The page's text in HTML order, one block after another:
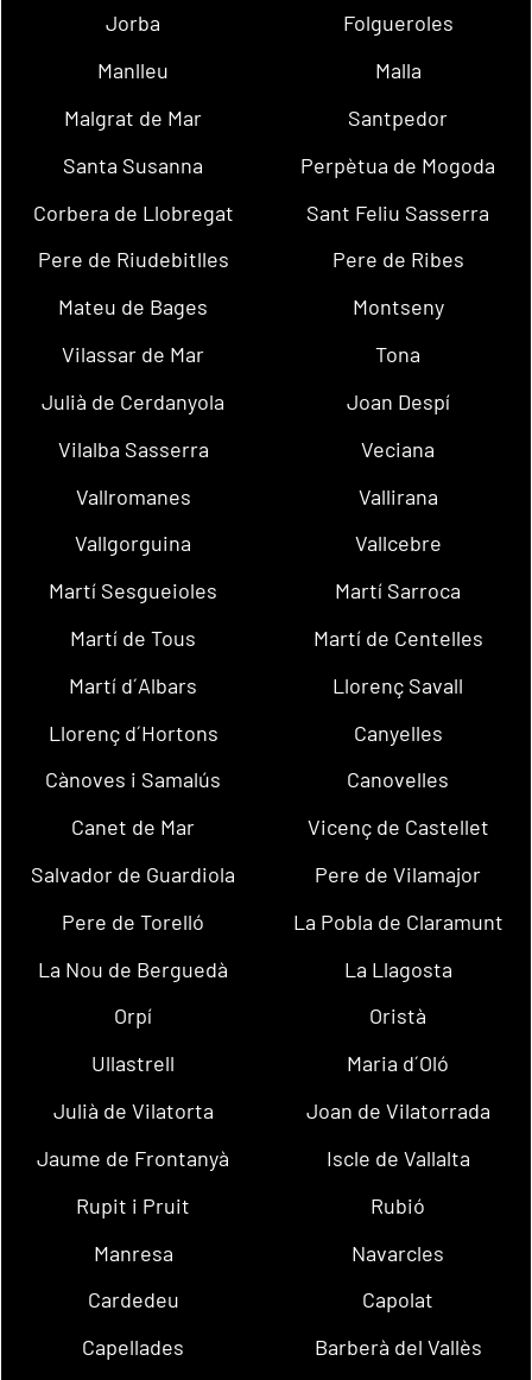
Jorba
Folgueroles
Manlleu
Malla
Malgrat de Mar
Santpedor
Santa Susanna
Perpètua de Mogoda
Corbera de Llobregat
Sant Feliu Sasserra
Pere de Riudebitlles
Pere de Ribes
Mateu de Bages
Montseny
Vilassar de Mar
Tona
Julià de Cerdanyola
Joan Despí
Vilalba Sasserra
Veciana
Vallromanes
Vallirana
Vallgorguina
Vallcebre
Martí Sesgueioles
Martí Sarroca
Martí de Tous
Martí de Centelles
Martí d´Albars
Llorenç Savall
Llorenç d´Hortons
Canyelles
Cànoves i Samalús
Canovelles
Canet de Mar
Vicenç de Castellet
Salvador de Guardiola
Pere de Vilamajor
Pere de Torelló
La Pobla de Claramunt
La Nou de Berguedà
La Llagosta
Orpí
Oristà
Ullastrell
Maria d´Oló
Julià de Vilatorta
Joan de Vilatorrada
Jaume de Frontanyà
Iscle de Vallalta
Rupit i Pruit
Rubió
Manresa
Navarcles
Cardedeu
Capolat
Capellades
Barberà del Vallès